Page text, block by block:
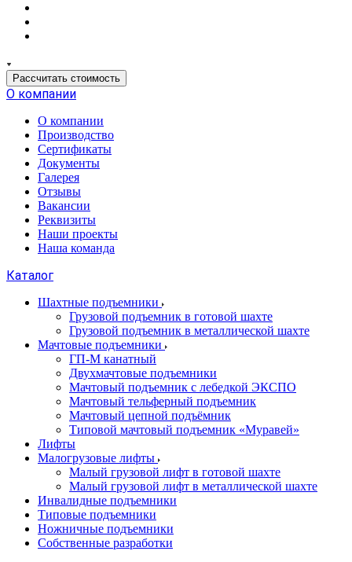
Рассчитать стоимость
О компании
О компании
Производство
Сертификаты
Документы
Галерея
Отзывы
Вакансии
Реквизиты
Наши проекты
Наша команда
Каталог
Шахтные подъемники
Грузовой подъемник в готовой шахте
Грузовой подъемник в металлической шахте
Мачтовые подъемники
ГП-М канатный
Двухмачтовые подъемники
Мачтовый подъемник с лебедкой ЭКСПО
Мачтовый тельферный подъемник
Мачтовый цепной подъёмник
Типовой мачтовый подъемник «Муравей»
Лифты
Малогрузовые лифты
Малый грузовой лифт в готовой шахте
Малый грузовой лифт в металлической шахте
Инвалидные подъемники
Типовые подъемники
Ножничные подъемники
Собственные разработки